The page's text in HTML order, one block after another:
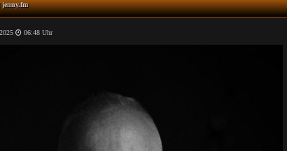
jenny.fm
06:48 Uhr